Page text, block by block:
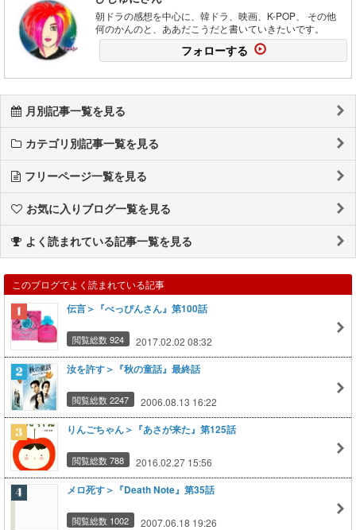
朝ドラの感想を中心に、韓ドラ、映画、K-POP、 その他
何のかんのと、ああだこうだと書いていきたいです。
フォローする
月別記事一覧を見る
カテゴリ別記事一覧を見る
フリーページ一覧を見る
お気に入りブログ一覧を見る
よく読まれている記事一覧を見る
このブログでよく読まれている記事
伝言＞『べっぴんさん』第100話
閲覧総数 924 2017.02.02 08:32
汝を許す＞『秋の童話』最終話
閲覧総数 2247 2006.08.13 16:22
りんごちゃん＞『あさが来た』第125話
閲覧総数 788 2016.02.27 15:56
メロ死す＞『Death Note』第35話
閲覧総数 1002 2007.06.18 19:26